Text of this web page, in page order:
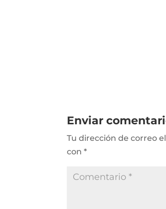
Enviar
Tu dirección de correo
con*